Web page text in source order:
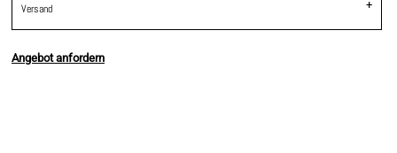
Versand
Angebot anfordern